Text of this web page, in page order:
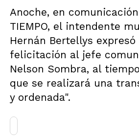
Anoche, en
TIEMPO, el intendente
Hernán Bertellys expresó
felicitación al jefe
Nelson Sombra, al
que se realizará una
y ordenada".